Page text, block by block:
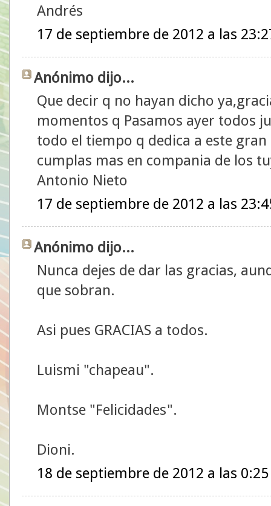
Andrés
17 de septiembre de 2012 a las
Anónimo dijo...
Que decir q no hayan dicho
momentos q Pasamos ayer todos
todo el tiempo q dedica a este
cumplas mas en compania de los
Antonio Nieto
17 de septiembre de 2012 a las
Anónimo dijo...
Nunca dejes de dar las gracias,
que sobran.
Asi pues GRACIAS a todos.
Luismi "chapeau".
Montse "Felicidades".
Dioni.
18 de septiembre de 2012 a las 0:25